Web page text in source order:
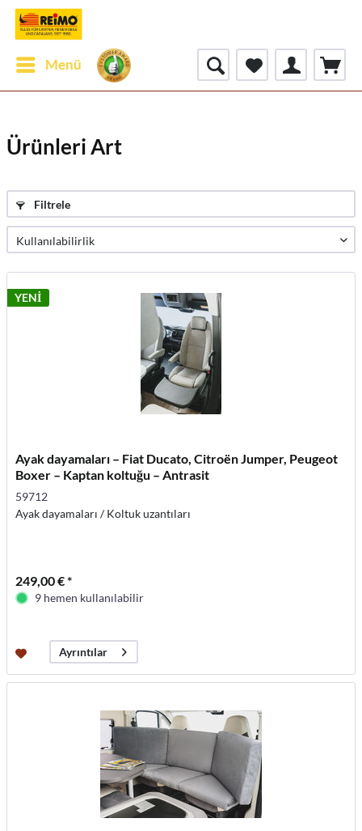
Menü
Ürünleri Art
Filtrele
YENİ
Ayak dayamaları – Fiat Ducato, Citroën Jumper, Peugeot
Boxer – Kaptan koltuğu – Antrasit
59712
Ayak dayamaları / Koltuk uzantıları
249,00 € *
9 hemen kullanılabilir
Ayrıntılar